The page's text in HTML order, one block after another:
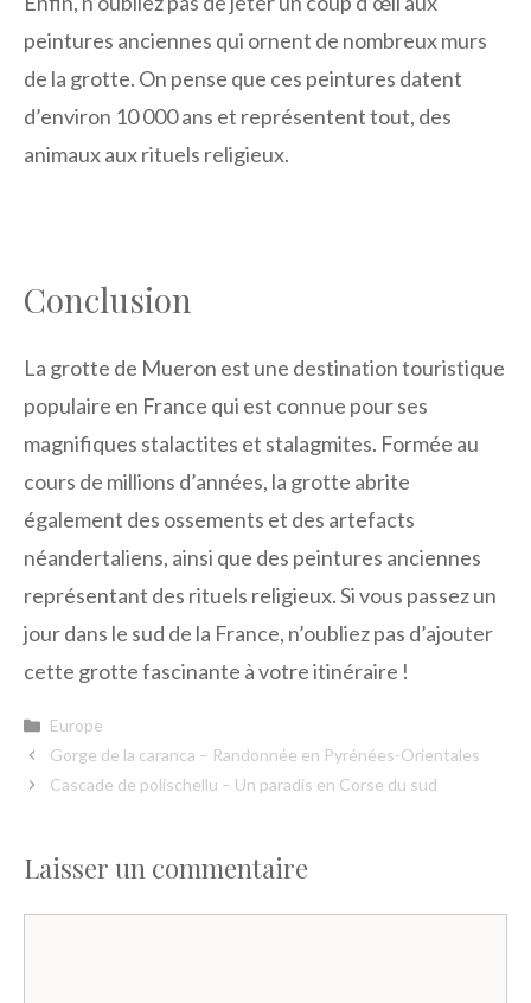
peintures anciennes qui ornent de nombreux murs
de la grotte. On pense que ces peintures datent
d’environ 10 000 ans et représentent tout, des
animaux aux rituels religieux.
Conclusion
La grotte de Mueron est une destination touristique
populaire en France qui est connue pour ses
magnifiques stalactites et stalagmites. Formée au
cours de millions d’années, la grotte abrite
également des ossements et des artefacts
néandertaliens, ainsi que des peintures anciennes
représentant des rituels religieux. Si vous passez un
jour dans le sud de la France, n’oubliez pas d’ajouter
cette grotte fascinante à votre itinéraire !
Catégories
Europe
Gorge de la caranca – Randonnée en Pyrénées-Orientales
Cascade de polischellu – Un paradis en Corse du sud
Laisser un commentaire